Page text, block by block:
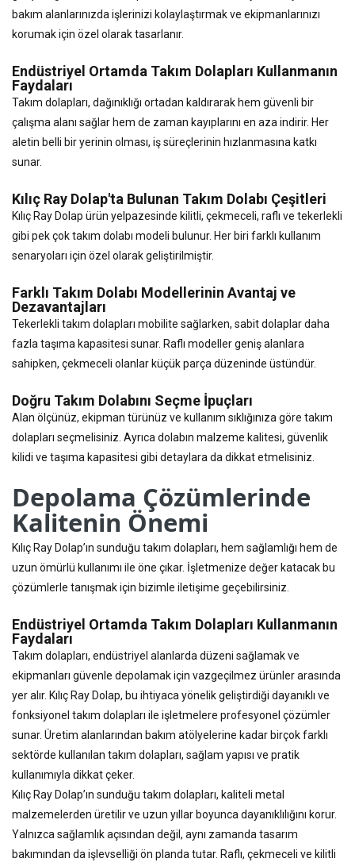
bakım alanlarınızda işlerinizi kolaylaştırmak ve ekipmanlarınızı
korumak için özel olarak tasarlanır.
Endüstriyel Ortamda Takım Dolapları Kullanmanın
Faydaları
Takım dolapları, dağınıklığı ortadan kaldırarak hem güvenli bir
çalışma alanı sağlar hem de zaman kayıplarını en aza indirir. Her
aletin belli bir yerinin olması, iş süreçlerinin hızlanmasına katkı
sunar.
Kılıç Ray Dolap'ta Bulunan Takım Dolabı Çeşitleri
Kılıç Ray Dolap ürün yelpazesinde kilitli, çekmeceli, raflı ve tekerlekli
gibi pek çok takım dolabı modeli bulunur. Her biri farklı kullanım
senaryoları için özel olarak geliştirilmiştir.
Farklı Takım Dolabı Modellerinin Avantaj ve
Dezavantajları
Tekerlekli takım dolapları mobilite sağlarken, sabit dolaplar daha
fazla taşıma kapasitesi sunar. Raflı modeller geniş alanlara
sahipken, çekmeceli olanlar küçük parça düzeninde üstündür.
Doğru Takım Dolabını Seçme İpuçları
Alan ölçünüz, ekipman türünüz ve kullanım sıklığınıza göre takım
dolapları seçmelisiniz. Ayrıca dolabın malzeme kalitesi, güvenlik
kilidi ve taşıma kapasitesi gibi detaylara da dikkat etmelisiniz.
Depolama Çözümlerinde
Kalitenin Önemi
Kılıç Ray Dolap’ın sunduğu takım dolapları, hem sağlamlığı hem de
uzun ömürlü kullanımı ile öne çıkar. İşletmenize değer katacak bu
çözümlerle tanışmak için bizimle iletişime geçebilirsiniz.
Endüstriyel Ortamda Takım Dolapları Kullanmanın
Faydaları
Takım dolapları, endüstriyel alanlarda düzeni sağlamak ve
ekipmanları güvenle depolamak için vazgeçilmez ürünler arasında
yer alır. Kılıç Ray Dolap, bu ihtiyaca yönelik geliştirdiği dayanıklı ve
fonksiyonel takım dolapları ile işletmelere profesyonel çözümler
sunar. Üretim alanlarından bakım atölyelerine kadar birçok farklı
sektörde kullanılan takım dolapları, sağlam yapısı ve pratik
kullanımıyla dikkat çeker.
Kılıç Ray Dolap’ın sunduğu takım dolapları, kaliteli metal
malzemelerden üretilir ve uzun yıllar boyunca dayanıklılığını korur.
Yalnızca sağlamlık açısından değil, aynı zamanda tasarım
bakımından da işlevselliği ön planda tutar. Raflı, çekmeceli ve kilitli